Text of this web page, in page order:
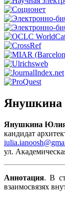
Янушкина
Янушкина
кандидат
ул.
Аннотация. В
взаимосвязях